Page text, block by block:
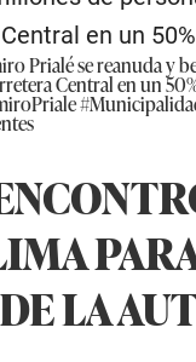
en un
Prialé se reanuda y
Central en un
LA